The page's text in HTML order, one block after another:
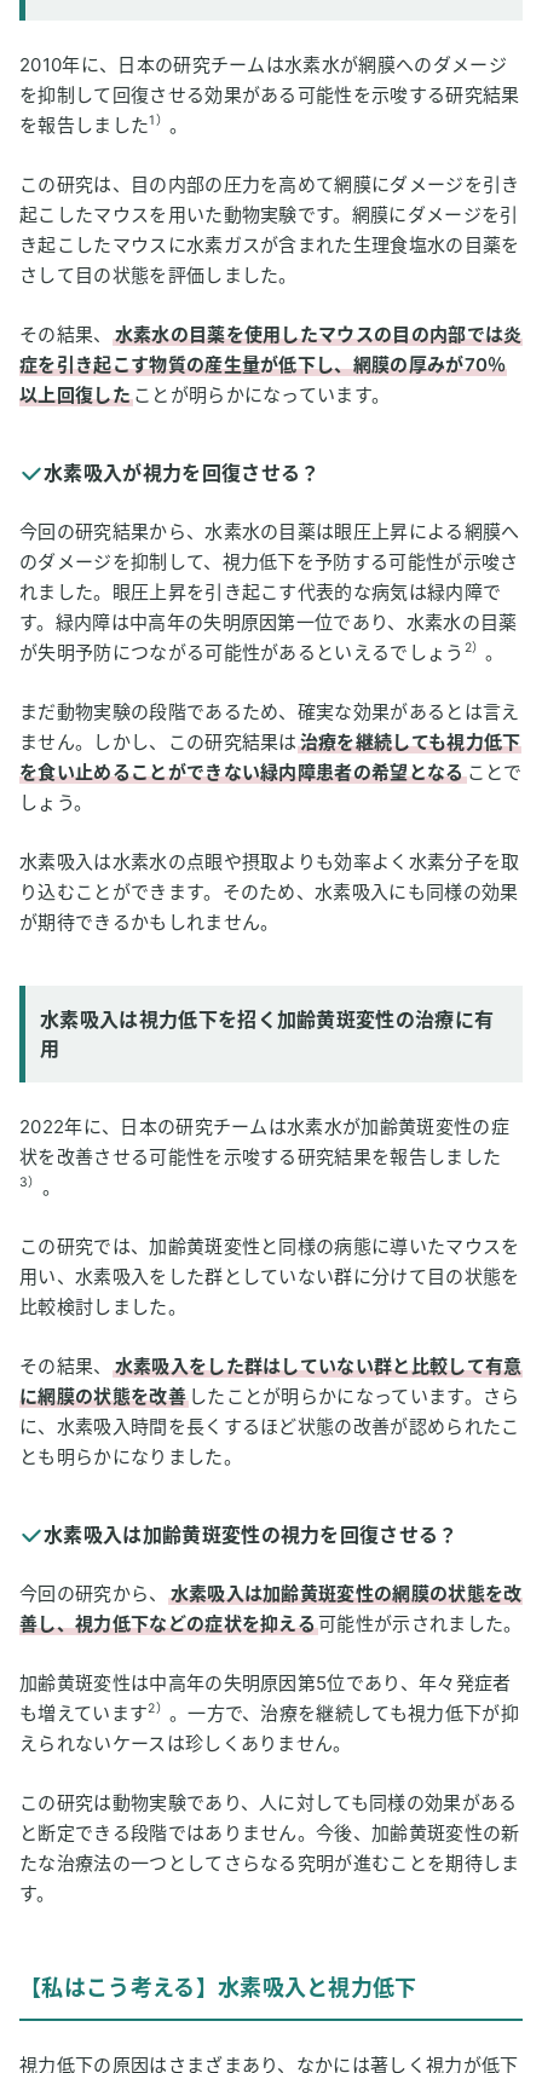
2010年に、日本の研究チームは水素水が網膜へのダメージ
を抑制して回復させる効果がある可能性を示唆する研究結果
を報告しました1） 。
この研究は、目の内部の圧力を高めて網膜にダメージを引き
起こしたマウスを用いた動物実験です。網膜にダメージを引
き起こしたマウスに水素ガスが含まれた生理食塩水の目薬を
さして目の状態を評価しました。
その結果、
水素水の目薬を使用したマウスの目の内部では炎
症を引き起こす物質の産生量が低下し、網膜の厚みが70％
以上回復したことが明らかになっています。
水素吸入が視力を回復させる？
今回の研究結果から、水素水の目薬は眼圧上昇による網膜へ
のダメージを抑制して、視力低下を予防する可能性が示唆さ
れました。眼圧上昇を引き起こす代表的な病気は緑内障で
す。緑内障は中高年の失明原因第一位であり、水素水の目薬
が失明予防につながる可能性があるといえるでしょう 2） 。
まだ動物実験の段階であるため、確実な効果があるとは言え
ません。しかし、この研究結果は 治療を継続しても視力低下
を食い止めることができない緑内障患者の希望となることで
しょう。
水素吸入は水素水の点眼や摂取よりも効率よく水素分子を取
り込むことができます。そのため、水素吸入にも同様の効果
が期待できるかもしれません。
水素吸入は視力低下を招く加齢黄斑変性の治療に有
用
2022年に、日本の研究チームは水素水が加齢黄斑変性の症
状を改善させる可能性を示唆する研究結果を報告しました
3） 。
この研究では、加齢黄斑変性と同様の病態に導いたマウスを
用い、水素吸入をした群としていない群に分けて目の状態を
比較検討しました。
その結果、
水素吸入をした群はしていない群と比較して有意
に網膜の状態を改善したことが明らかになっています。さら
に、水素吸入時間を長くするほど状態の改善が認められたこ
とも明らかになりました。
水素吸入は加齢黄斑変性の視力を回復させる？
今回の研究から、
水素吸入は加齢黄斑変性の網膜の状態を改
善し、視力低下などの症状を抑える可能性が示されました。
加齢黄斑変性は中高年の失明原因第5位であり、年々発症者
も増えています2） 。一方で、治療を継続しても視力低下が抑
えられないケースは珍しくありません。
この研究は動物実験であり、人に対しても同様の効果がある
と断定できる段階ではありません。今後、加齢黄斑変性の新
たな治療法の一つとしてさらなる究明が進むことを期待しま
す。
【私はこう考える】水素吸入と視力低下
視力低下の原因はさまざまあり、なかには著しく視力が低下